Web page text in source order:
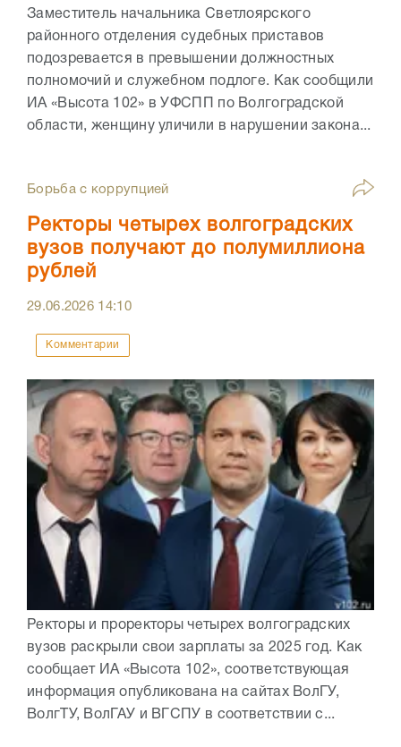
Заместитель начальника Светлоярского
районного отделения судебных приставов
подозревается в превышении должностных
полномочий и служебном подлоге. Как сообщили
ИА «Высота 102» в УФСПП по Волгоградской
области, женщину уличили в нарушении закона...
Борьба с коррупцией
Ректоры четырех волгоградских
вузов получают до полумиллиона
рублей
29.06.2026 14:10
Комментарии
Ректоры и проректоры четырех волгоградских
вузов раскрыли свои зарплаты за 2025 год. Как
сообщает ИА «Высота 102», соответствующая
информация опубликована на сайтах ВолГУ,
ВолгТУ, ВолГАУ и ВГСПУ в соответствии с...